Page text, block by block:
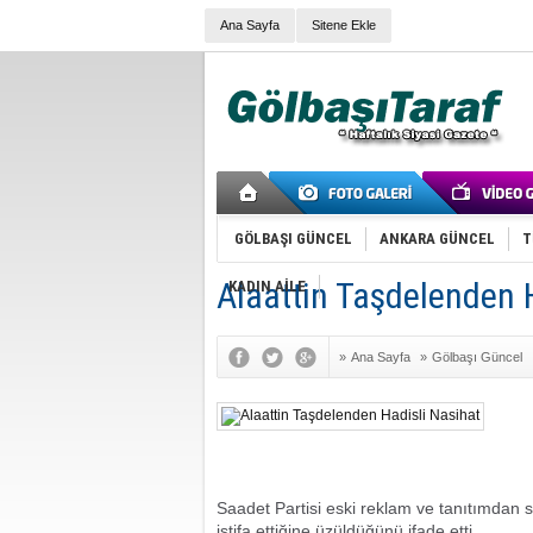
Ana Sayfa Sitene Ekle
GÖLBAŞI GÜNCEL ANKARA GÜNCEL
KADIN AİLE
Alaattin Taşdelenden
» Ana Sayfa » Gölbaşı Güncel
Saadet Partisi eski reklam ve